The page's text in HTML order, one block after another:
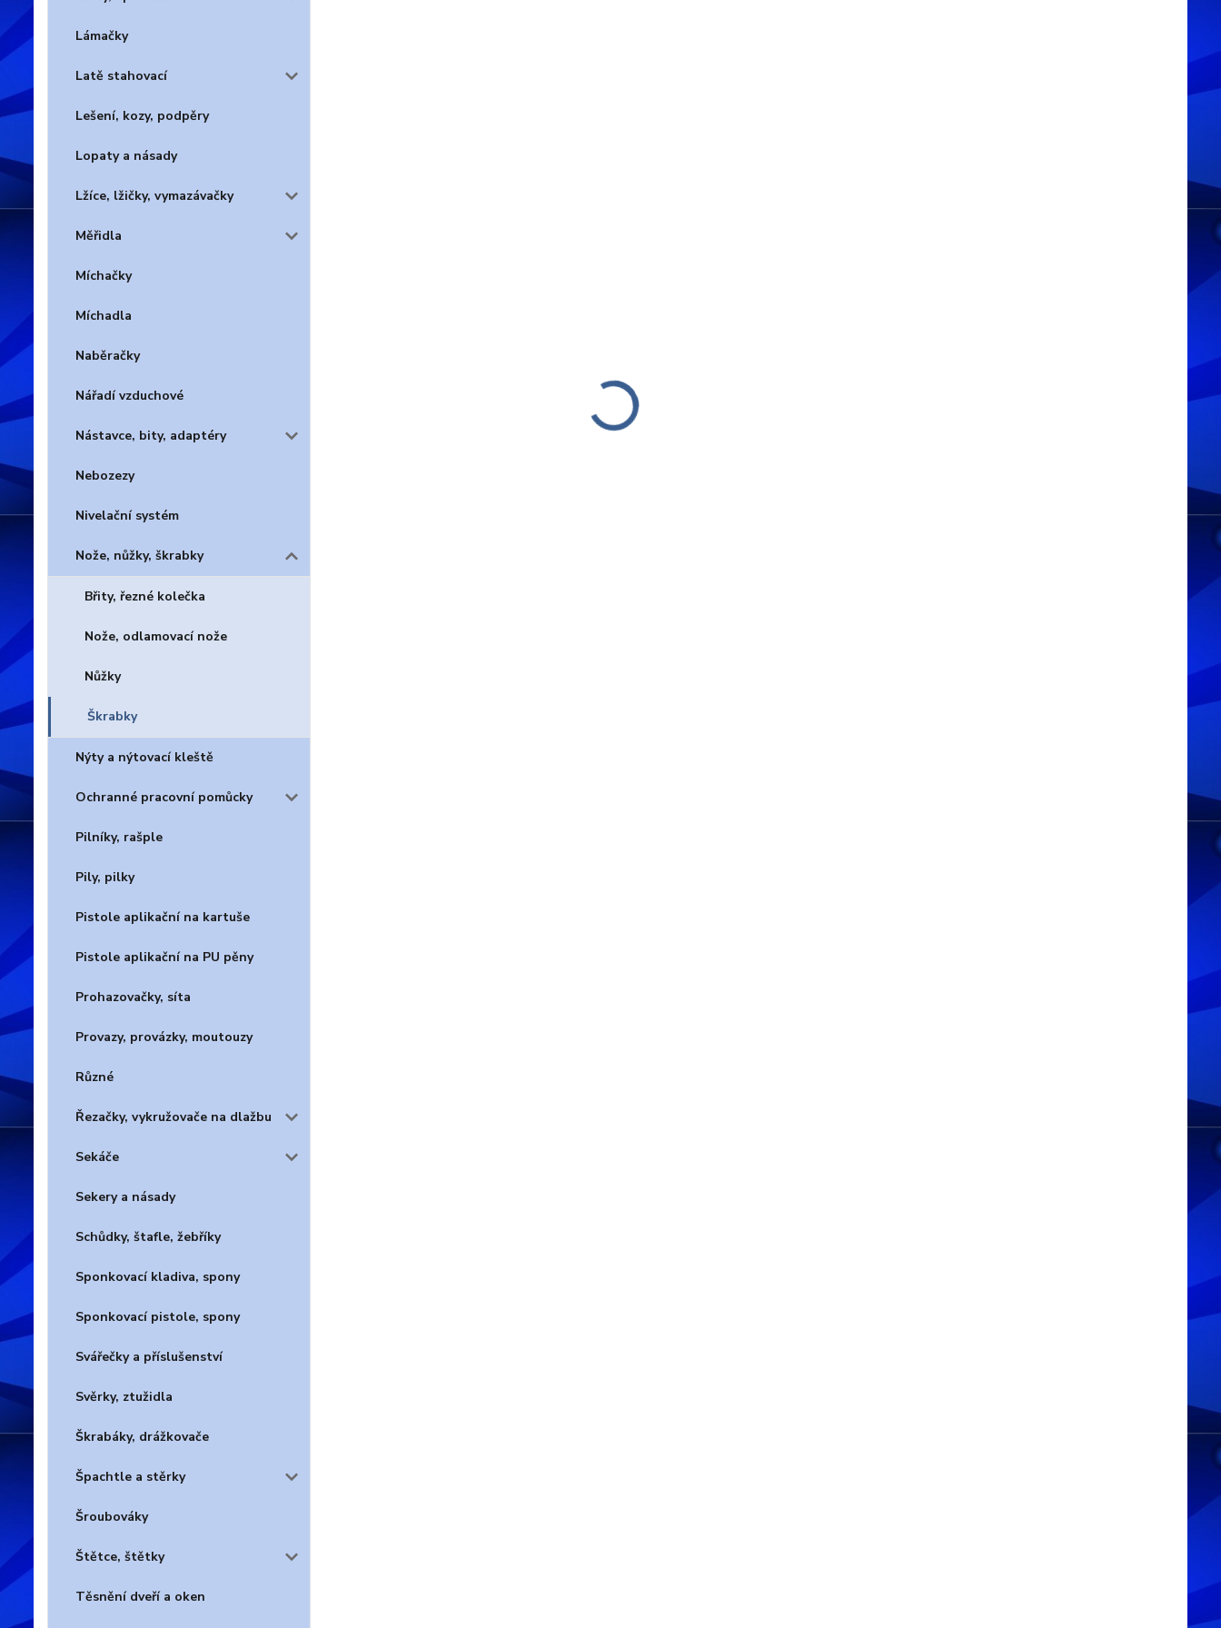
Lámačky
Latě stahovací
Lešení, kozy, podpěry
Lopaty a násady
Lžíce, lžičky, vymazávačky
Měřidla
Míchačky
Míchadla
Naběračky
Nářadí vzduchové
Nástavce, bity, adaptéry
Nebozezy
Nivelační systém
Nože, nůžky, škrabky
Břity, řezné kolečka
Nože, odlamovací nože
Nůžky
Škrabky
Nýty a nýtovací kleště
Ochranné pracovní pomůcky
Pilníky, rašple
Pily, pilky
Pistole aplikační na kartuše
Pistole aplikační na PU pěny
Prohazovačky, síta
Provazy, provázky, moutouzy
Různé
Řezačky, vykružovače na dlažbu
Sekáče
Sekery a násady
Schůdky, štafle, žebříky
Sponkovací kladiva, spony
Sponkovací pistole, spony
Svářečky a příslušenství
Svěrky, ztužidla
Škrabáky, drážkovače
Špachtle a stěrky
Šroubováky
Štětce, štětky
Těsnění dveří a oken